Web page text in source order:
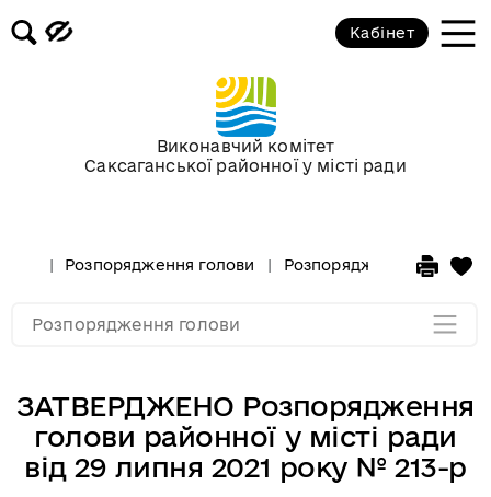
Виконавчий комітет
Саксаганської районної у місті ради
Кабінет
Розпорядження голови Розпорядження голови
ЗАТВЕРДЖЕНО Розпорядження
голови районної у місті ради
від 29 липня 2021 року № 213-р
Розпорядження голови
Розпорядження голови за 2017 рік